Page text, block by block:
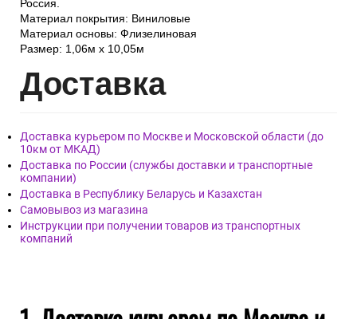
Россия.
Материал покрытия: Виниловые
Материал основы: Флизелиновая
Размер: 1,06м х 10,05м
Доставка
Доставка курьером по Москве и Московской области (до
10км от МКАД)
Доставка по России (службы доставки и транспортные
компании)
Доставка в Республику Беларусь и Казахстан
Самовывоз из магазина
Инструкции при получении товаров из транспортных
компаний